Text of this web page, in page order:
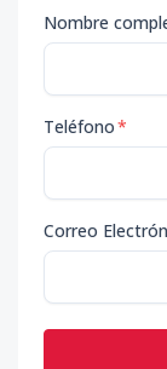
Nombre
Teléfono*
Correo